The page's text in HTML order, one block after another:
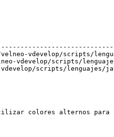
vdevelop/scripts/
vdevelop/scripts/
scripts/lenguajes/
colores alternos